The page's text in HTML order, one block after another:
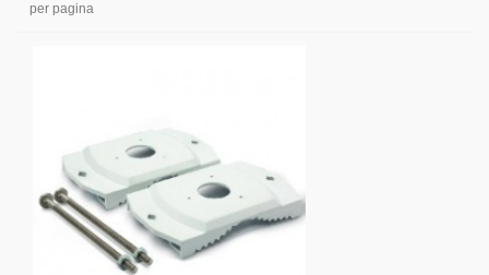
per pagina